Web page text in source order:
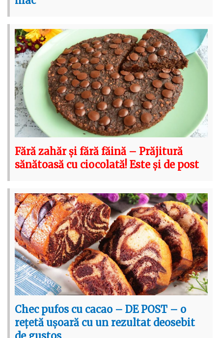
Fără zahăr și fără făină – Prăjitură
sănătoasă cu ciocolată! Este și de post
Chec pufos cu cacao – DE POST – o
rețetă ușoară cu un rezultat deosebit